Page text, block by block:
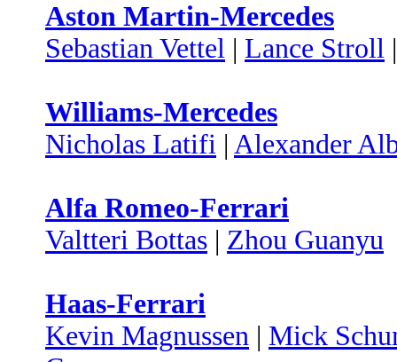
Aston Martin-Mercedes
Sebastian Vettel | Lance Stroll
Williams-Mercedes
Nicholas Latifi | Alexander
Alfa Romeo-Ferrari
Valtteri Bottas | Zhou Guanyu
Haas-Ferrari
Kevin Magnussen | Mick